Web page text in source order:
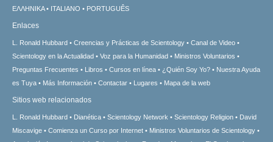
ΕΛΛΗΝΙΚA
ITALIANO PORTUGUÊS
Enlaces
L. Ronald Hubbard Creencias y Prácticas de Scientology
Canal de Video
Scientology en la Actualidad
Voz para la Humanidad
Ministros Voluntarios
Preguntas Frecuentes
Libros Cursos en línea ¿Quién Soy Yo?
Nuestra Ayuda
es Tuya
Más Información Contactar Lugares Mapa de la web
Sitios web relacionados
L. Ronald Hubbard Dianética Scientology Network Scientology Religion
David
Miscavige
Comienza un Curso por Internet
Ministros Voluntarios de Scientology